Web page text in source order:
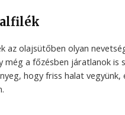
az olajsütőben olyan
még a főzésben járatlanok is
hogy friss halat vegyünk,